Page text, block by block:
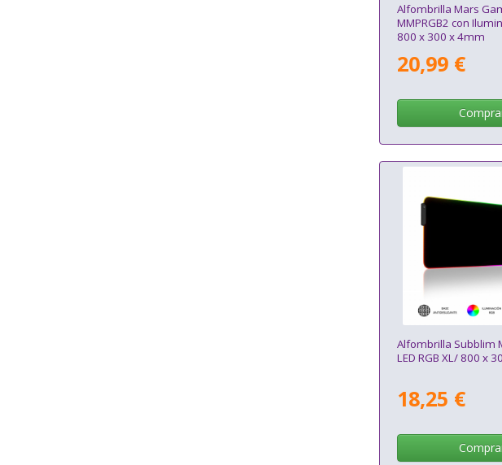
Alfombrilla Mars
MMPRGB2 con
800 x 300 x 4mm
20,99 €
Alfombrilla Subblim
LED RGB XL/ 800 x
18,25 €